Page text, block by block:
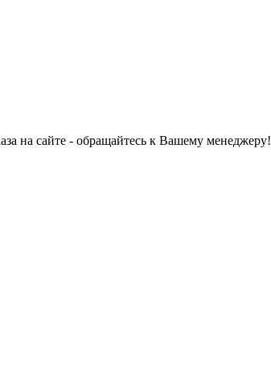
на сайте - обращайтесь к Вашему менеджеру!